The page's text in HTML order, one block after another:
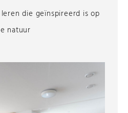
die geïnspireerd is op
natuur